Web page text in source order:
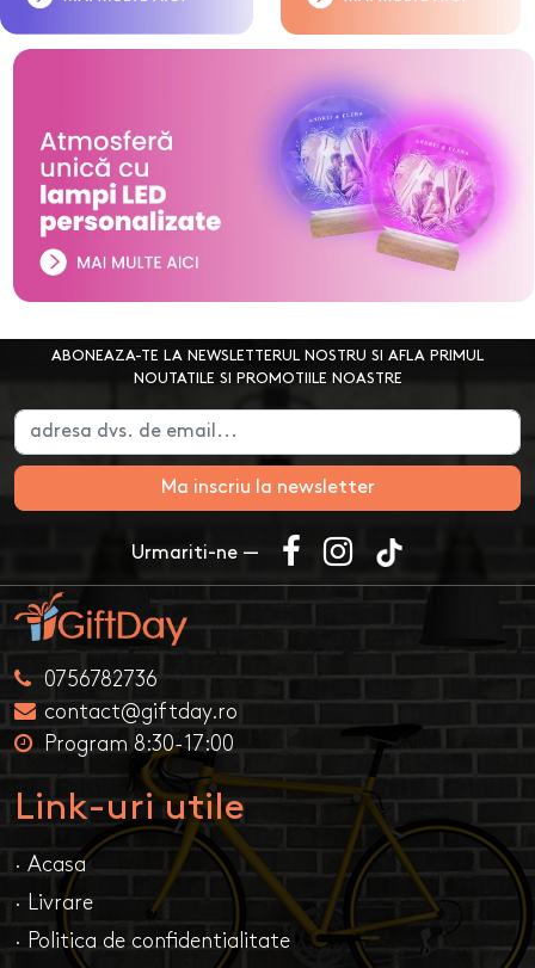
ABONEAZA-TE LA NEWSLETTERUL NOSTRU SI AFLA PRIMUL
NOUTATILE SI PROMOTIILE NOASTRE
Ma inscriu la newsletter
Urmariti-ne —
0756782736
contact@giftday.ro
Program 8:30-17:00
Link-uri utile
· Acasa
· Livrare
· Politica de confidentialitate